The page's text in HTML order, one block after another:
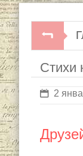
Стихи
2